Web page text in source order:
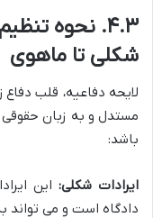
۴.۳. نحوه
شکلی تا ماهوی
لایحه دفاعیه، قلب
مستدل و به زبان
باشد:
ایرادات شکلی:این
دادگاه است و می تواند